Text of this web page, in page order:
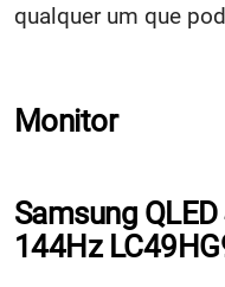
qualquer um que
Monitor
Samsung
144Hz